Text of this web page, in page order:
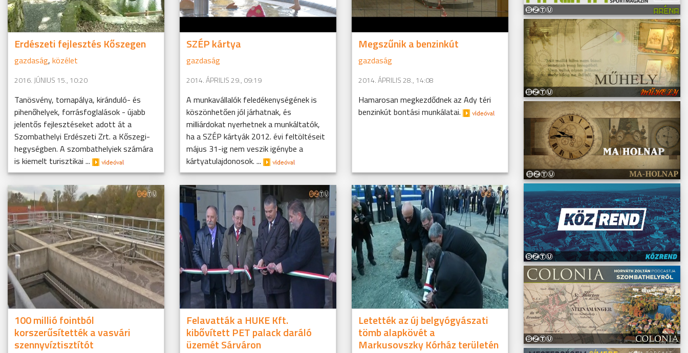
Erdészeti fejlesztés Kőszegen
gazdaság, közélet
2016. JÚNIUS 15., 10:20
Tanösvény, tornapálya, kiránduló- és
pihenőhelyek, forrásfoglalások - újabb
jelentős fejlesztéseket adott át a
Szombathelyi Erdészeti Zrt. a Kőszegi-
hegységben. A szombathelyiek számára
is kiemelt turisztikai ...
SZÉP kártya
gazdaság
2014. ÁPRILIS 29., 09:19
A munkavállalók feledékenységének is
köszönhetően jól járhatnak, és
milliárdokat nyerhetnek a munkáltatók,
ha a SZÉP kártyák 2012. évi feltöltéseit
május 31-ig nem veszik igénybe a
kártyatulajdonosok. ...
Megszűnik a benzinkút
gazdaság
2014. ÁPRILIS 28., 14:08
Hamarosan megkezdődnek az Ady téri
benzinkút bontási munkálatai.
100 millió fointból
korszerűsítették a vasvári
szennyvíztisztítót
Felavatták a HUKE Kft.
kibővített PET palack daráló
üzemét Sárváron
Letették az új belgyógyászati
tömb alapkövét a
Markusovszky Kórház területén